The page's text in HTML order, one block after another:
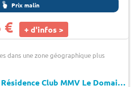
Prix malin
€ + d'infos >
dans une zone géographique plus
Résidence Club MMV Le Domaine du Château *